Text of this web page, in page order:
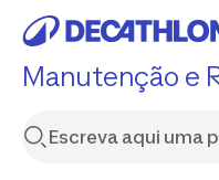
Manutenção e